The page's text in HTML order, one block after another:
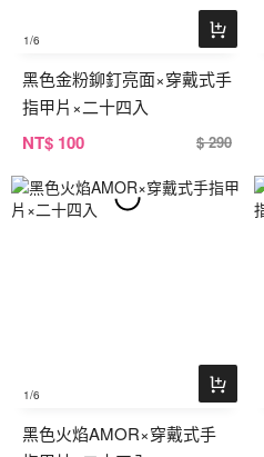
1/6
黑色金粉鉚釘亮面×穿戴式手
指甲片×二十四入
NT$ 100 $ 290
1/6
黑色火焰AMOR×穿戴式手